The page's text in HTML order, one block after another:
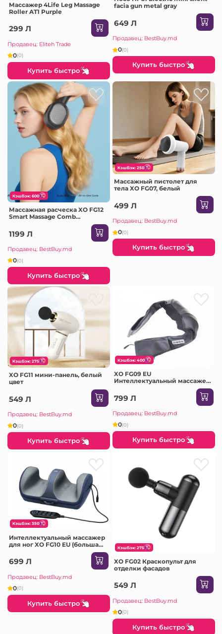
Массажер 4Life Leg Massage
Roller AT1 Purple
299 Л
Продавец: Eliteh Trade
0(0)
Купить быстро
facia gun metal gray
649 Л
Продавец: BestBuy.md
0(0)
Купить быстро
КэшБэк: 600
Массажная расческа XO FG12
Smart Massage Comb
1199 Л
Продавец: BestBuy.md
0(0)
Купить быстро
КэшБэк: 250
Массажный пистолет для
тела XO FG07, белый
499 Л
Продавец: BestBuy.md
0(0)
Купить быстро
КэшБэк: 275
XO FG11 мини-панель, белый
цвет
549 Л
Продавец: BestBuy.md
0(0)
Купить быстро
КэшБэк: 400
XO FG09 EU
Интеллектуальный массажер
для плеч и шеи с функцией
разминания, для дома/
автомобиля, черный
799 Л
Продавец: BestBuy.md
0(0)
Купить быстро
КэшБэк: 350
Интеллектуальный массажер
для ног XO FG10 EU (большая
699 Л
Продавец: BestBuy.md
0(0)
Купить быстро
КэшБэк: 275
XO FG02 Краскопульт для
отделки фасадов
549 Л
Продавец: BestBuy.md
0(0)
Купить быстро